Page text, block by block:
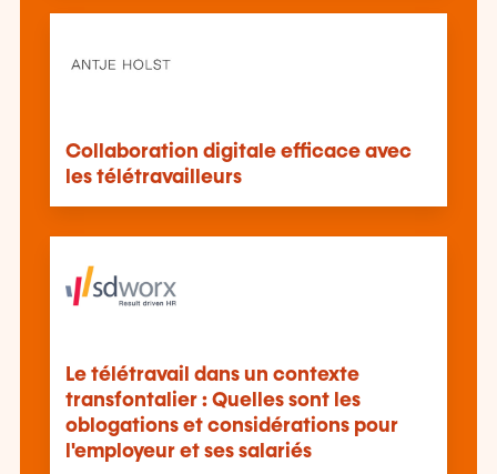
Collaboration digitale efficace avec
les télétravailleurs
Le télétravail dans un contexte
transfontalier : Quelles sont les
oblogations et considérations pour
l'employeur et ses salariés